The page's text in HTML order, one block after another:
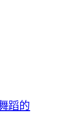
蹈的